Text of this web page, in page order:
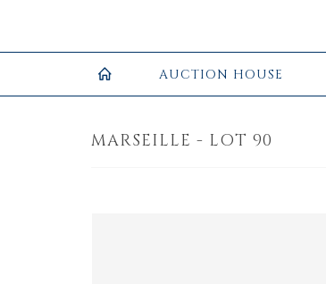
AUCTION HOUSE
MARSEILLE - LOT 90